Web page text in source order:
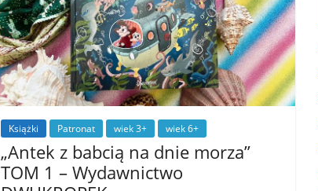
Książki Patronat wiek 3+ wiek 6+
„Antek z babcią na dnie morza”
TOM 1 – Wydawnictwo